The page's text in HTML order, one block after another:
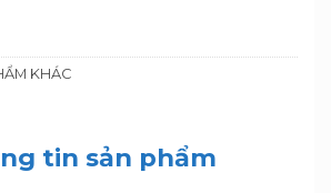
KHÁC
tin sản phẩm